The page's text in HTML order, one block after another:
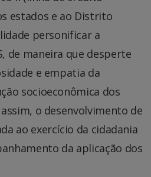
estados e ao Distrito
personificar a
de maneira que desperte
e empatia da
socioeconômica dos
o desenvolvimento de
ao exercício da cidadania
da aplicação dos